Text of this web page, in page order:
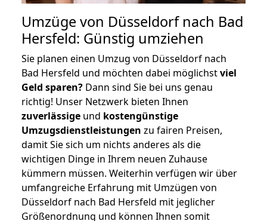
Umzüge von Düsseldorf nach Bad
Hersfeld: Günstig umziehen
Sie planen einen Umzug von Düsseldorf nach
Bad Hersfeld und möchten dabei möglichstviel
Geld sparen? Dann sind Sie bei uns genau
richtig! Unser Netzwerk bieten Ihnen
zuverlässige und kostengünstige
Umzugsdienstleistungen zu fairen Preisen,
damit Sie sich um nichts anderes als die
wichtigen Dinge in Ihrem neuen Zuhause
kümmern müssen. Weiterhin verfügen wir über
umfangreiche Erfahrung mit Umzügen von
Düsseldorf nach Bad Hersfeld mit jeglicher
Größenordnung und können Ihnen somit